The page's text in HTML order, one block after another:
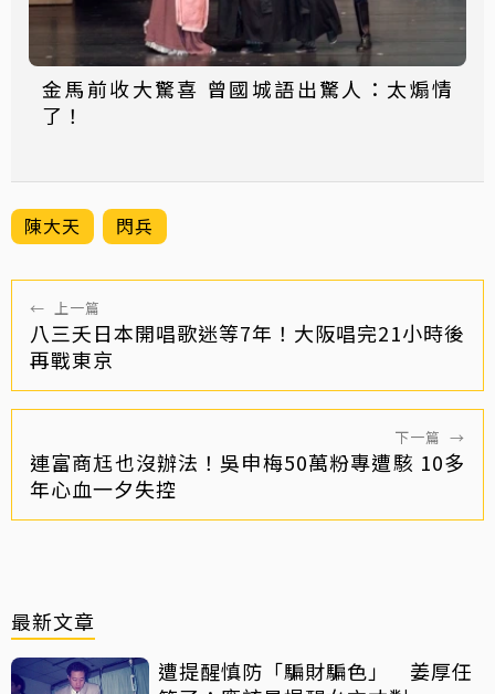
金馬前收大驚喜 曾國城語出驚人：太煽情
了！
陳大天 閃兵
← 上一篇
八三夭日本開唱歌迷等7年！大阪唱完21小時後
再戰東京
下一篇 →
連富商尪也沒辦法！吳申梅50萬粉專遭駭 10多
年心血一夕失控
最新文章
遭提醒慎防「騙財騙色」 姜厚任